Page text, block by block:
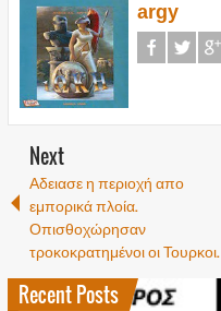
argy
Next
Αδειασε η περιοχή απο
εμπορικά πλοία.
Οπισθοχώρησαν
τροκοκρατημένοι οι Τουρκοι.
Recent Posts